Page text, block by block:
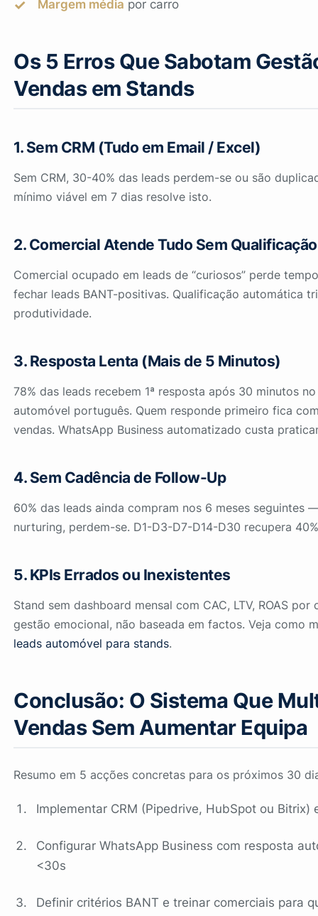
Margem média por carro
Os 5 Erros Que Sabotam
Vendas em Stands
1. Sem CRM (Tudo em Email / Excel)
Sem CRM, 30-40% das leads perdem-se ou são
mínimo viável em 7 dias resolve isto.
2. Comercial Atende Tudo Sem
Comercial ocupado em leads de “curiosos” perde
fechar leads BANT-positivas. Qualificação automática
produtividade.
3. Resposta Lenta (Mais de 5 Minutos)
78% das leads recebem 1ª resposta após 30 minutos
automóvel português. Quem responde primeiro fica
vendas. WhatsApp Business automatizado custa
4. Sem Cadência de Follow-Up
60% das leads ainda compram nos 6 meses seguintes
nurturing, perdem-se. D1-D3-D7-D14-D30 recupera
5. KPIs Errados ou Inexistentes
Stand sem dashboard mensal com CAC, LTV, ROAS
gestão emocional, não baseada em factos. Veja como
leads automóvel para stands.
Conclusão: O Sistema Que
Vendas Sem Aumentar Equipa
Resumo em 5 acções concretas para os próximos 30
Implementar CRM (Pipedrive, HubSpot ou Bitrix)
Configurar WhatsApp Business com resposta
<30s
Definir critérios BANT e treinar comerciais para